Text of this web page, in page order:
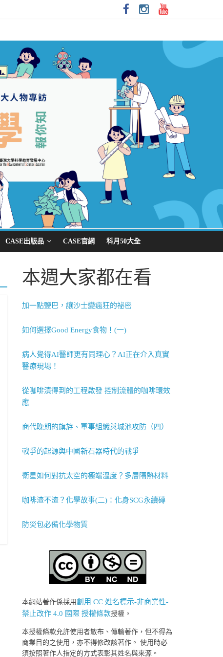
CASE出版品 CASE官網 科月50大全
本週大家都在看
加一點鹽巴，讓沙士變瘋狂的祕密
如何選擇Good Energy食物！(一)
病人覺得AI醫師更有同理心？AI正在介入真實
醫療現場！
從咖啡漬得到的工程啟發 控制流體的咖啡環效
應
商代晚期的旗斿、軍事組織與城池攻防（四）
戰爭的起源與中國新石器時代的戰爭
衛星如何對抗太空的極端溫度？多層隔熱材料
咖啡渣不渣？化學故事(二)：化身SCG永續磚
防災包必備化學物質
本網站著作係採用創用 CC 姓名標示-非商業性-
禁止改作 4.0 國際 授權條款授權。
本授權條款允許使用者散布、傳輸著作，但不得為
商業目的之使用，亦不得修改該著作。 使用時必
須按照著作人指定的方式表彰其姓名與來源。